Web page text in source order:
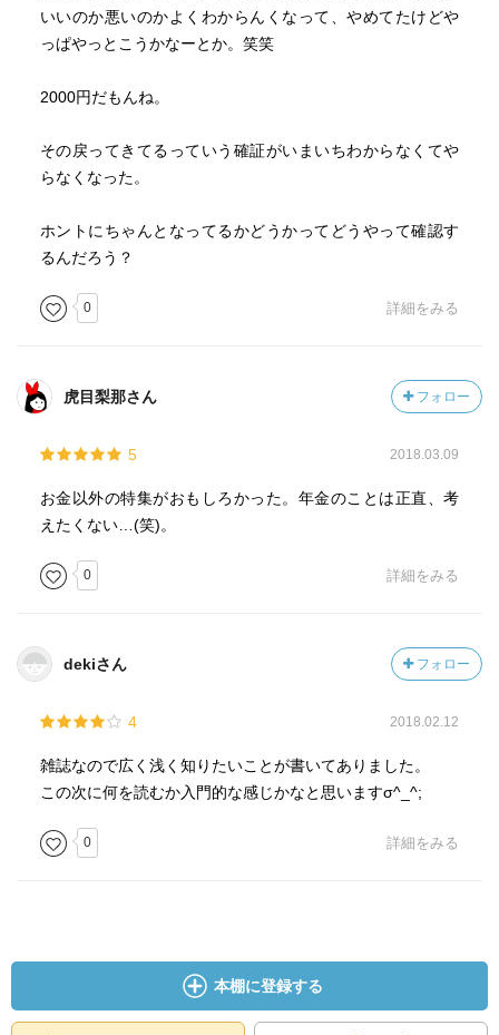
いいのか悪いのかよくわからんくなって、やめてたけどや
っぱやっとこうかなーとか。笑笑
2000円だもんね。
その戻ってきてるっていう確証がいまいちわからなくてや
らなくなった。
ホントにちゃんとなってるかどうかってどうやって確認す
るんだろう？
0 詳細をみる
虎目梨那さん フォロー
5 2018.03.09
お金以外の特集がおもしろかった。年金のことは正直、考
えたくない…(笑)。
0 詳細をみる
dekiさん フォロー
4 2018.02.12
雑誌なので広く浅く知りたいことが書いてありました。
この次に何を読むか入門的な感じかなと思いますσ^_^;
0 詳細をみる
本棚に登録する